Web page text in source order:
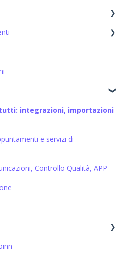
integrazioni, importazioni
Controllo Qualità, APP
visiva dei dati, previsioni
integrazioni, importazioni
Controllo Qualità, APP
integrazioni, importazioni
e servizi di
Controllo Qualità, APP